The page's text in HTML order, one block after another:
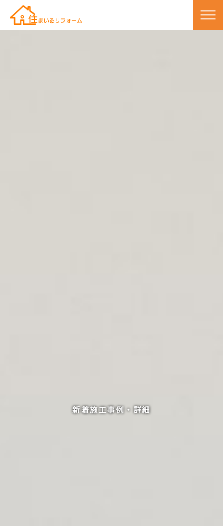
新着施工事例・詳細